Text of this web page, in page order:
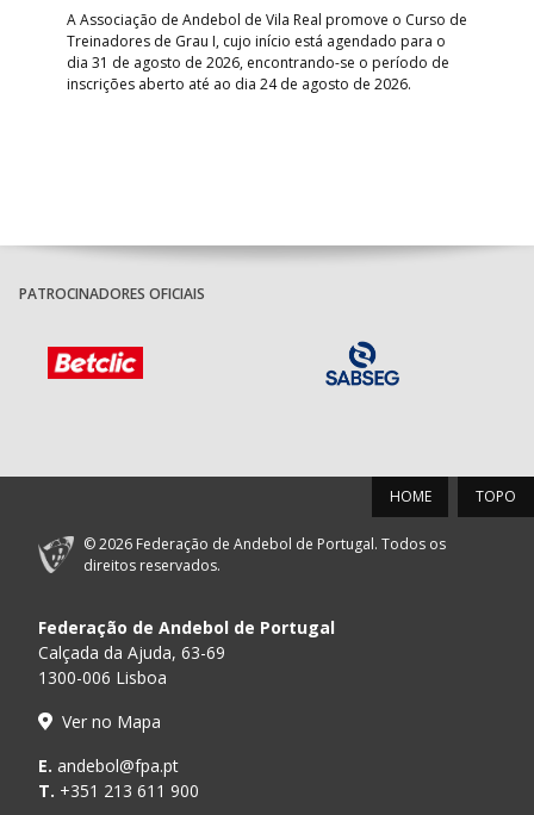
A Associação de Andebol de Vila Real promove o Curso de
Treinadores de Grau I, cujo início está agendado para o
dia 31 de agosto de 2026, encontrando-se o período de
inscrições aberto até ao dia 24 de agosto de 2026.
PATROCINADORES OFICIAIS
TOPO
HOME
© 2026 Federação de Andebol de Portugal. Todos os
direitos reservados.
Federação de Andebol de Portugal
Calçada da Ajuda, 63-69
1300-006 Lisboa
Ver no Mapa
E. andebol@fpa.pt
T. +351 213 611 900